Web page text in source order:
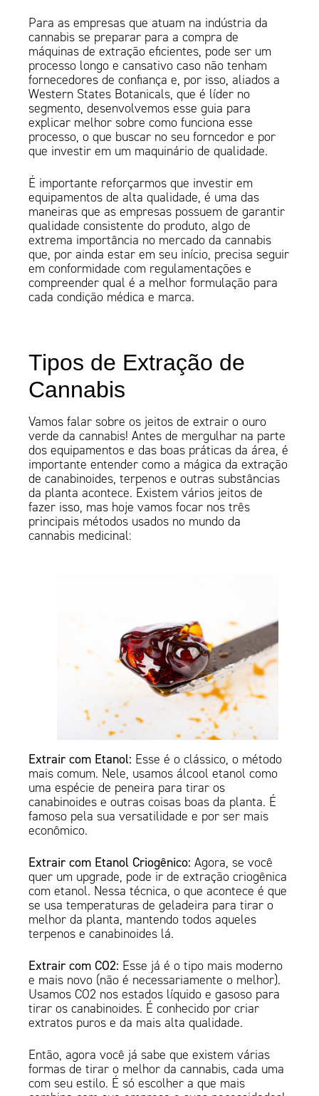
Para as empresas que atuam na indústria da
cannabis se preparar para a compra de
máquinas de extração eficientes, pode ser um
processo longo e cansativo caso não tenham
fornecedores de confiança e, por isso, aliados a
Western States Botanicals, que é líder no
segmento, desenvolvemos esse guia para
explicar melhor sobre como funciona esse
processo, o que buscar no seu forncedor e por
que investir em um maquinário de qualidade.
É importante reforçarmos que investir em
equipamentos de alta qualidade, é uma das
maneiras que as empresas possuem de garantir
qualidade consistente do produto, algo de
extrema importância no mercado da cannabis
que, por ainda estar em seu início, precisa seguir
em conformidade com regulamentações e
compreender qual é a melhor formulação para
cada condição médica e marca.
Tipos de Extração de
Cannabis
Vamos falar sobre os jeitos de extrair o ouro
verde da cannabis! Antes de mergulhar na parte
dos equipamentos e das boas práticas da área, é
importante entender como a mágica da extração
de canabinoides, terpenos e outras substâncias
da planta acontece. Existem vários jeitos de
fazer isso, mas hoje vamos focar nos três
principais métodos usados no mundo da
cannabis medicinal:
Extrair com Etanol: Esse é o clássico, o método
mais comum. Nele, usamos álcool etanol como
uma espécie de peneira para tirar os
canabinoides e outras coisas boas da planta. É
famoso pela sua versatilidade e por ser mais
econômico.
Extrair com Etanol Criogênico:Agora, se você
quer um upgrade, pode ir de extração criogênica
com etanol. Nessa técnica, o que acontece é que
se usa temperaturas de geladeira para tirar o
melhor da planta, mantendo todos aqueles
terpenos e canabinoides lá.
Extrair com CO2: Esse já é o tipo mais moderno
e mais novo (não é necessariamente o melhor).
Usamos CO2 nos estados líquido e gasoso para
tirar os canabinoides. É conhecido por criar
extratos puros e da mais alta qualidade.
Então, agora você já sabe que existem várias
formas de tirar o melhor da cannabis, cada uma
com seu estilo. É só escolher a que mais